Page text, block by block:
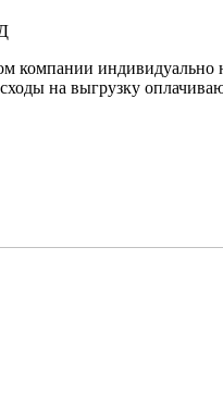
компании
на выгрузку